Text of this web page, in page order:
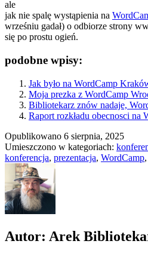
ale
jak nie spalę wystąpienia na
wrześniu gadał) o odbiorze strony
się po prostu ogień.
podobne wpisy:
Jak było na WordCamp
Moja prezka z WordCamp
Bibliotekarz znów nadaje,
Raport rozkładu obecnosci na
Opublikowano 6 sierpnia, 2025
Umieszczono w kategoriach:
konferencja, prezentacja, WordCamp,
Autor: Arek